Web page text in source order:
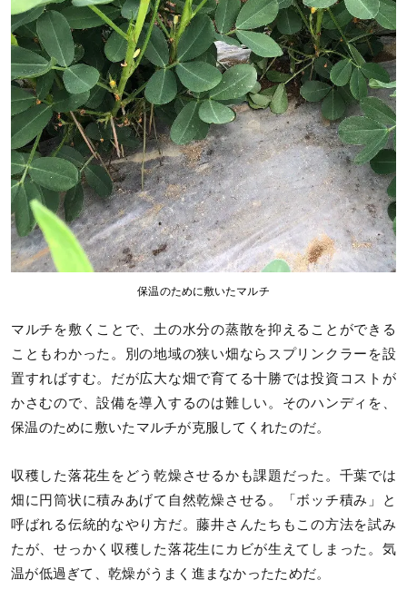
保温のために敷いたマルチ
マルチを敷くことで、土の水分の蒸散を抑えることができる
こともわかった。別の地域の狭い畑ならスプリンクラーを設
置すればすむ。だが広大な畑で育てる十勝では投資コストが
かさむので、設備を導入するのは難しい。そのハンディを、
保温のために敷いたマルチが克服してくれたのだ。
収穫した落花生をどう乾燥させるかも課題だった。千葉では
畑に円筒状に積みあげて自然乾燥させる。「ボッチ積み」と
呼ばれる伝統的なやり方だ。藤井さんたちもこの方法を試み
たが、せっかく収穫した落花生にカビが生えてしまった。気
温が低過ぎて、乾燥がうまく進まなかったためだ。